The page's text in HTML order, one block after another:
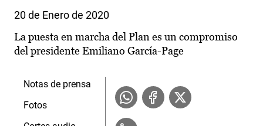
20 de Enero de 2020
La puesta en marcha del Plan es un compromiso
del presidente Emiliano García-Page
Notas de prensa
Fotos